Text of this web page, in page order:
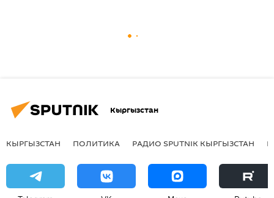
Кыргызстан
КЫРГЫЗСТАН ПОЛИТИКА РАДИО SPUTNIK КЫРГЫЗСТАН